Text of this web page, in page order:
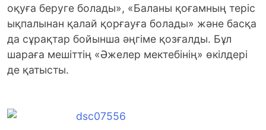
оқуға беруге болады», «Баланы қоғамның теріс
ықпалынан қалай қорғауға болады» және басқа
да сұрақтар бойынша әңгіме қозғалды. Бұл
шараға мешіттің «Әжелер мектебінің» өкілдері
де қатысты.